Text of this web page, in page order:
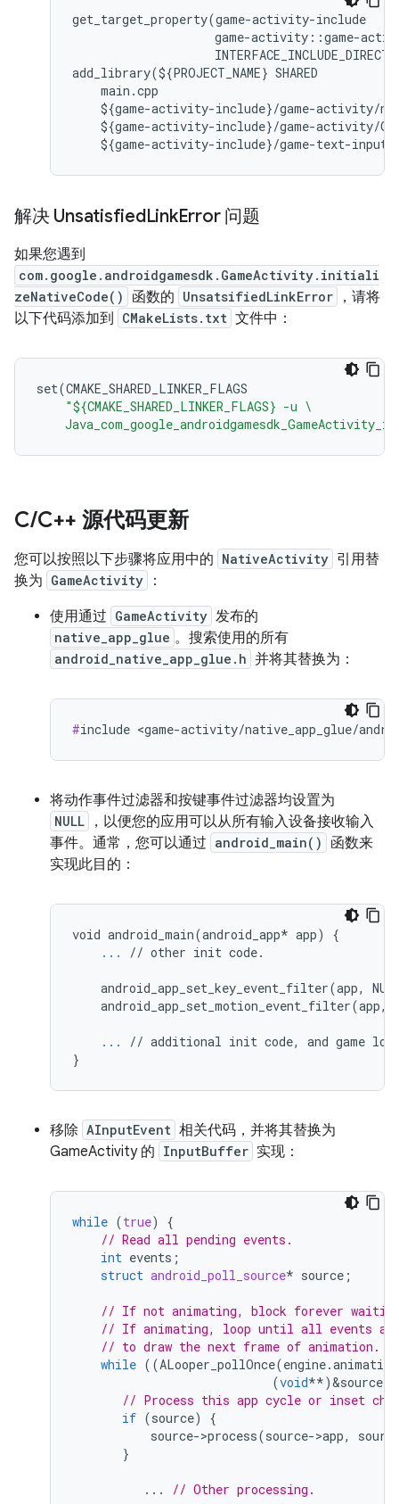
get_target_property(game-activity-include
game-activity ::game-
add_library(${PROJECT_NAME} SHARED
main .cpp
${game-activity-include}/game-activity/
${game-activity-include}/game-activity/
${game-activity-include}/game-text-input
解决 UnsatisfiedLinkError 问题
如果您遇到
com.google.androidgamesdk.GameActivity.initiali
zeNativeCode()
函数的 UnsatsifiedLinkError
，请将
以下代码添加到
CMakeLists.txt 文件中：
set(CMAKE_SHARED_LINKER_FLAGS
"${CMAKE_SHARED_LINKER_FLAGS} -u \
C/C++ 源代码更新
您可以按照以下步骤将应用中的 NativeActivity 引用替
换为 GameActivity
：
使用通过 GameActivity 发布的
native_app_glue 。搜索使用的所有
android_native_app_glue.h 并将其替换为：
#
将动作事件过滤器和按键事件过滤器均设置为
NULL
，以便您的应用可以从所有输入设备接收输入
事件。通常，您可以通过 android_main()
函数来
实现此目的：
void android_main(android_app* app) {
...
// other init code.
android_app_set_key_event_filter(app,
android_app_set_motion_event_filter(app,
...
// additional init code, and game
移除 AInputEvent 相关代码，并将其替换为
GameActivity 的 InputBuffer 实现：
while (true)
{
// Read all pending events.
int events ;
struct android_poll_source* source ;
// If not animating, block forever
// If animating, loop until all events are
// to draw the next frame of animation.
while ((ALooper_pollOnce(engine.animating
(void**)&source
// Process this app cycle or inset
if (source)
{
source->process(source->app,
}
... // Other processing.